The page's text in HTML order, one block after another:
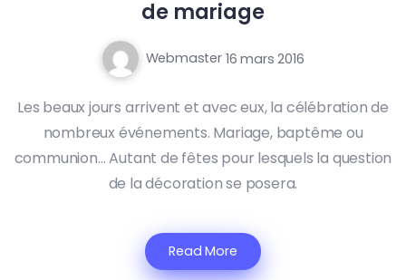
de mariage
Webmaster 16 mars 2016
Les beaux jours arrivent et avec eux, la célébration de
nombreux événements. Mariage, baptême ou
communion… Autant de fêtes pour lesquels la question
de la décoration se posera.
Read More